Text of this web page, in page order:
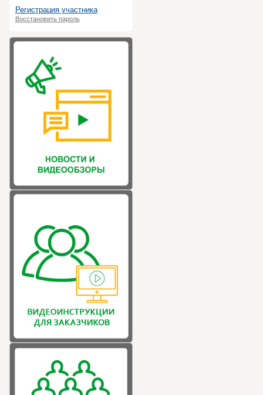
Регистрация участника
Восстановить пароль